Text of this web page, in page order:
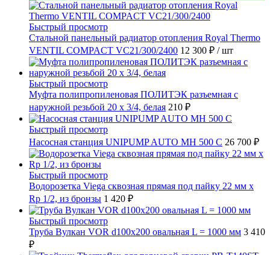
Быстрый просмотр
Стальной панельный радиатор отопления Royal Thermo
VENTIL COMPACT VC21/300/2400 12 300 ₽ / шт
Быстрый просмотр
Муфта полипропиленовая ПОЛИТЭК разъемная с
наружной резьбой 20 x 3/4, белая 210 ₽
Быстрый просмотр
Насосная станция UNIPUMP AUTO MH 500 С 26 700 ₽
Быстрый просмотр
Водорозетка Viega сквозная прямая под пайку 22 мм х
Rp 1/2, из бронзы 1 420 ₽
Быстрый просмотр
Труба Вулкан VOR d100x200 овальная L = 1000 мм 3 410
₽